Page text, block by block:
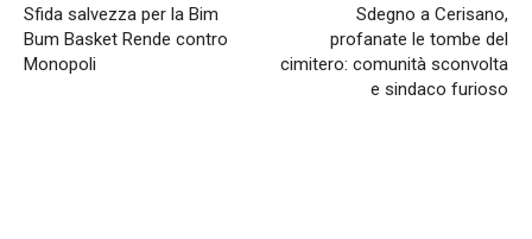
Sfida salvezza per la Bim
Bum Basket Rende contro
Monopoli
Sdegno a Cerisano,
profanate le tombe del
cimitero: comunità sconvolta
e sindaco furioso